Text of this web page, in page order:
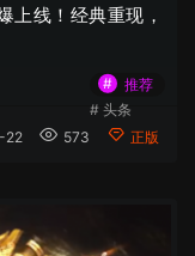
上线！经典重现，
#
推荐
# 头条
22 573 正版